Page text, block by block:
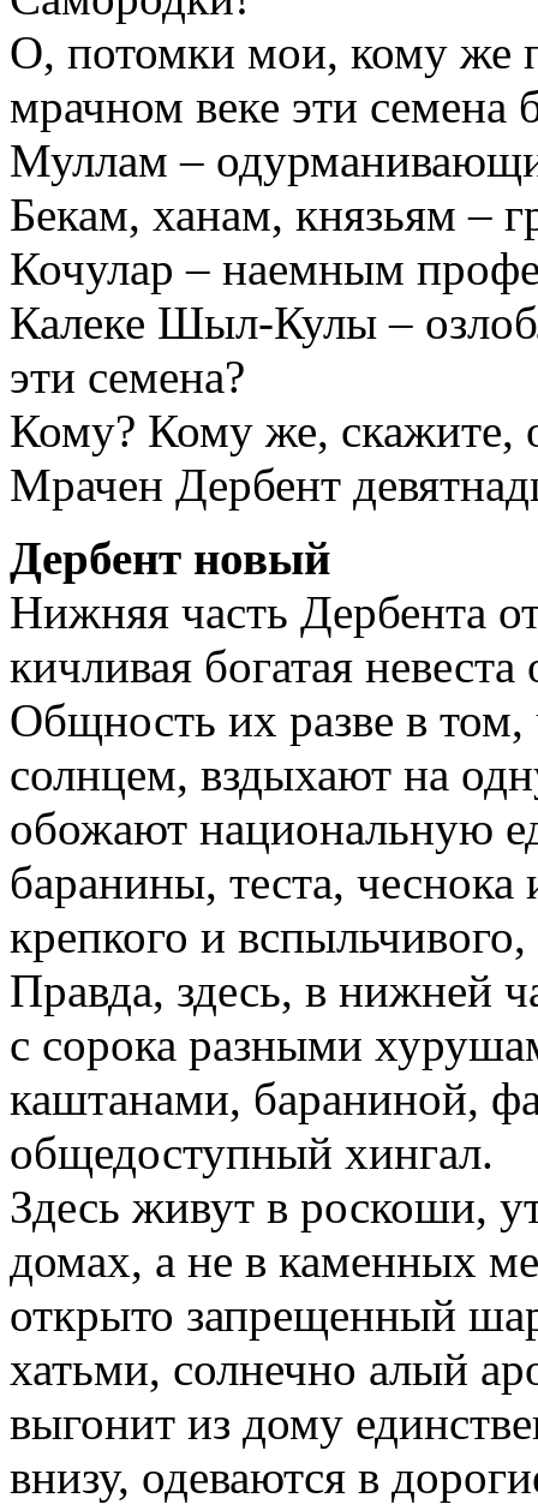
О, потомки мои, кому же
мрачном веке эти семена
Муллам –
Бекам, ханам, князьям –
Кочулар – наемным
Калеке Шыл-Кулы –
эти семена?
Кому? Кому же, скажите,
Мрачен Дербент
Дербент новый
Нижняя часть Дербента
кичливая богатая
Общность их разве в
солнцем, вздыхают на
обожают национальную
баранины, теста, чеснока
крепкого и
Правда, здесь, в нижней
с сорока разными
каштанами, бараниной,
общедоступный хингал.
Здесь живут в роскоши,
домах, а не в каменных
открыто запрещенный
хатьми, солнечно алый
выгонит из дому
внизу, одеваются в